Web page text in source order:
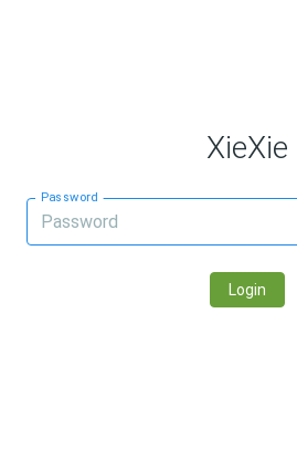
XieXie
Password
Login